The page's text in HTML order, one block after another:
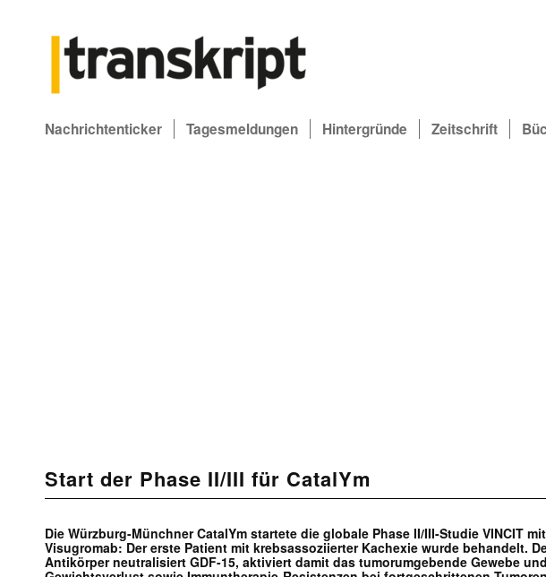
Nachrichtenticker Tagesmeldungen Hintergründe Zeitschrift
Start der Phase II/III für CatalYm
Die Würzburg-Münchner CatalYm startete die globale Phase II/III-Studie VINCIT mit
Visugromab: Der erste Patient mit krebsassoziierter Kachexie wurde behandelt.
Antikörper neutralisiert GDF-15, aktiviert damit das tumorumgebende Gewebe